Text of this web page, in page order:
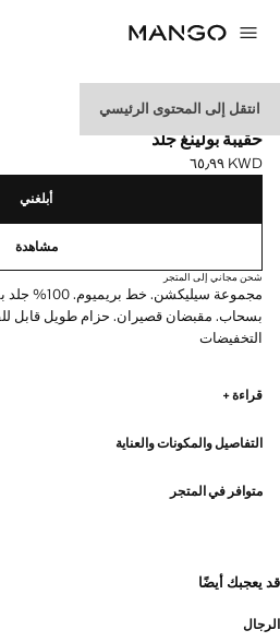
انتقل إلى المحتوى الرئيسي
SELECTION / الجلد
حقيبة بولينغ جلد
السعر الحالي [KWD ٦٥٫٩٩ ]
KWD ٦٥٫٩٩
حدد اللون
أبلغني
مشاهدة
شحن مجاني إلى المتجر
مجموعة
بسحاب. مقبضان قصيران. حزام طويل قابل
التخفيضات
والتصميم الدقيق. مصنوعة من أقمشة عالية
قراءة +
التفاصيل والمكونات والعناية
متوافر في المتجر
قد يعجبك أيضًا
الرجال